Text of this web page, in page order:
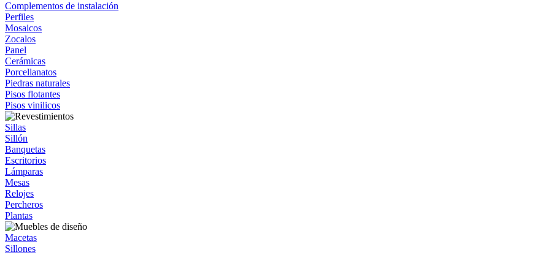
Complementos de instalación
Perfiles
Mosaicos
Zocalos
Panel
Cerámicas
Porcellanatos
Piedras naturales
Pisos flotantes
Pisos vinilicos
Sillas
Sillón
Banquetas
Escritorios
Lámparas
Mesas
Relojes
Percheros
Plantas
Macetas
Sillones